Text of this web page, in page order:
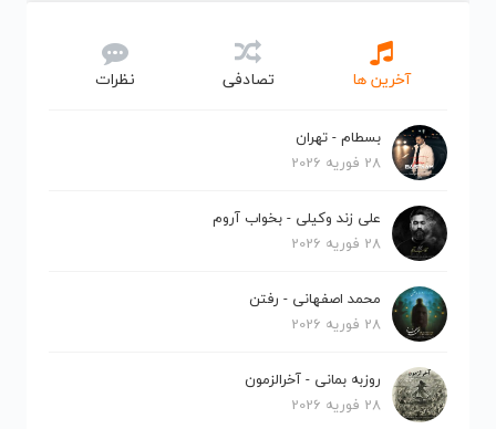
آخرین ها تصادفی نظرات
بسطام - تهران
28 فوریه 2026
علی زند وکیلی - بخواب آروم
28 فوریه 2026
محمد اصفهانی - رفتن
28 فوریه 2026
روزبه بمانی - آخرالزمون
28 فوریه 2026